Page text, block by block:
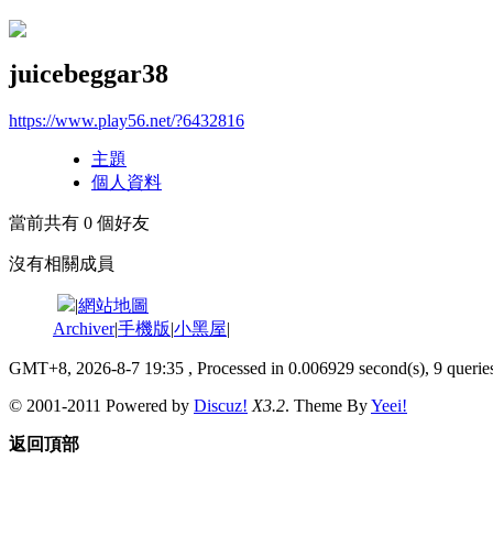
juicebeggar38
https://www.play56.net/?6432816
主題
個人資料
當前共有 0 個好友
沒有相關成員
|網站地圖
Archiver|手機版|小黑屋|
GMT+8, 2026-8-7 19:35 , Processed in 0.006929 second(s), 9
© 2001-2011 Powered by Discuz! X3.2. Theme ByYeei!
返回頂部